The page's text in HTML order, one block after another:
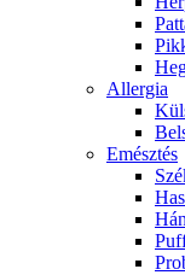
Allergia
Emésztés